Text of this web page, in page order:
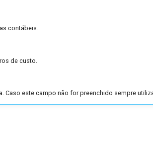
contábeis.
de custo.
Caso este campo não for preenchido sempre